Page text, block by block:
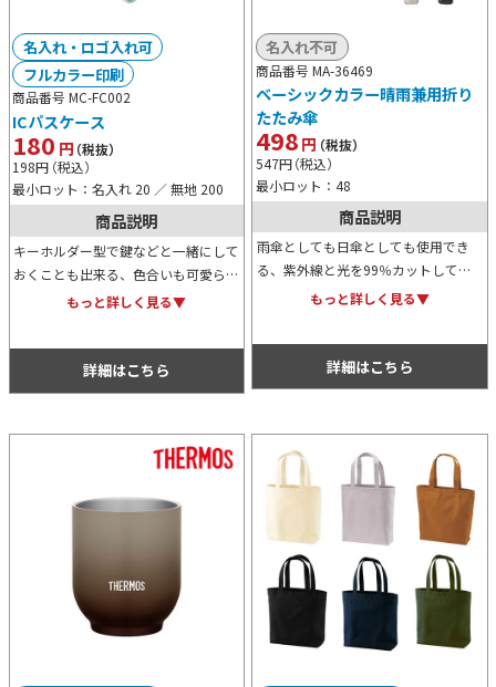
商品番号 MC-FC002
ICパスケース
180 円（税抜）
198円（税込）
最小ロット：名入れ 20 ／ 無地 200
名入れ・ロゴ入れ可
フルカラー印刷
商品説明
キーホルダー型で鍵などと一緒にして
おくことも出来る、色合いも可愛らし
いパスケースです。カラーバリエーシ
もっと詳しく見る▼
詳細はこちら
商品番号 MA-36469
ベーシックカラー晴雨兼用折り
たたみ傘
498円（税抜）
547円（税込）
最小ロット：48
名入れ不可
商品説明
雨傘としても日傘としても使用でき
る、紫外線と光を99％カットしてく
れる折りたたみ傘です。ベージュとブ
もっと詳しく見る▼
詳細はこちら